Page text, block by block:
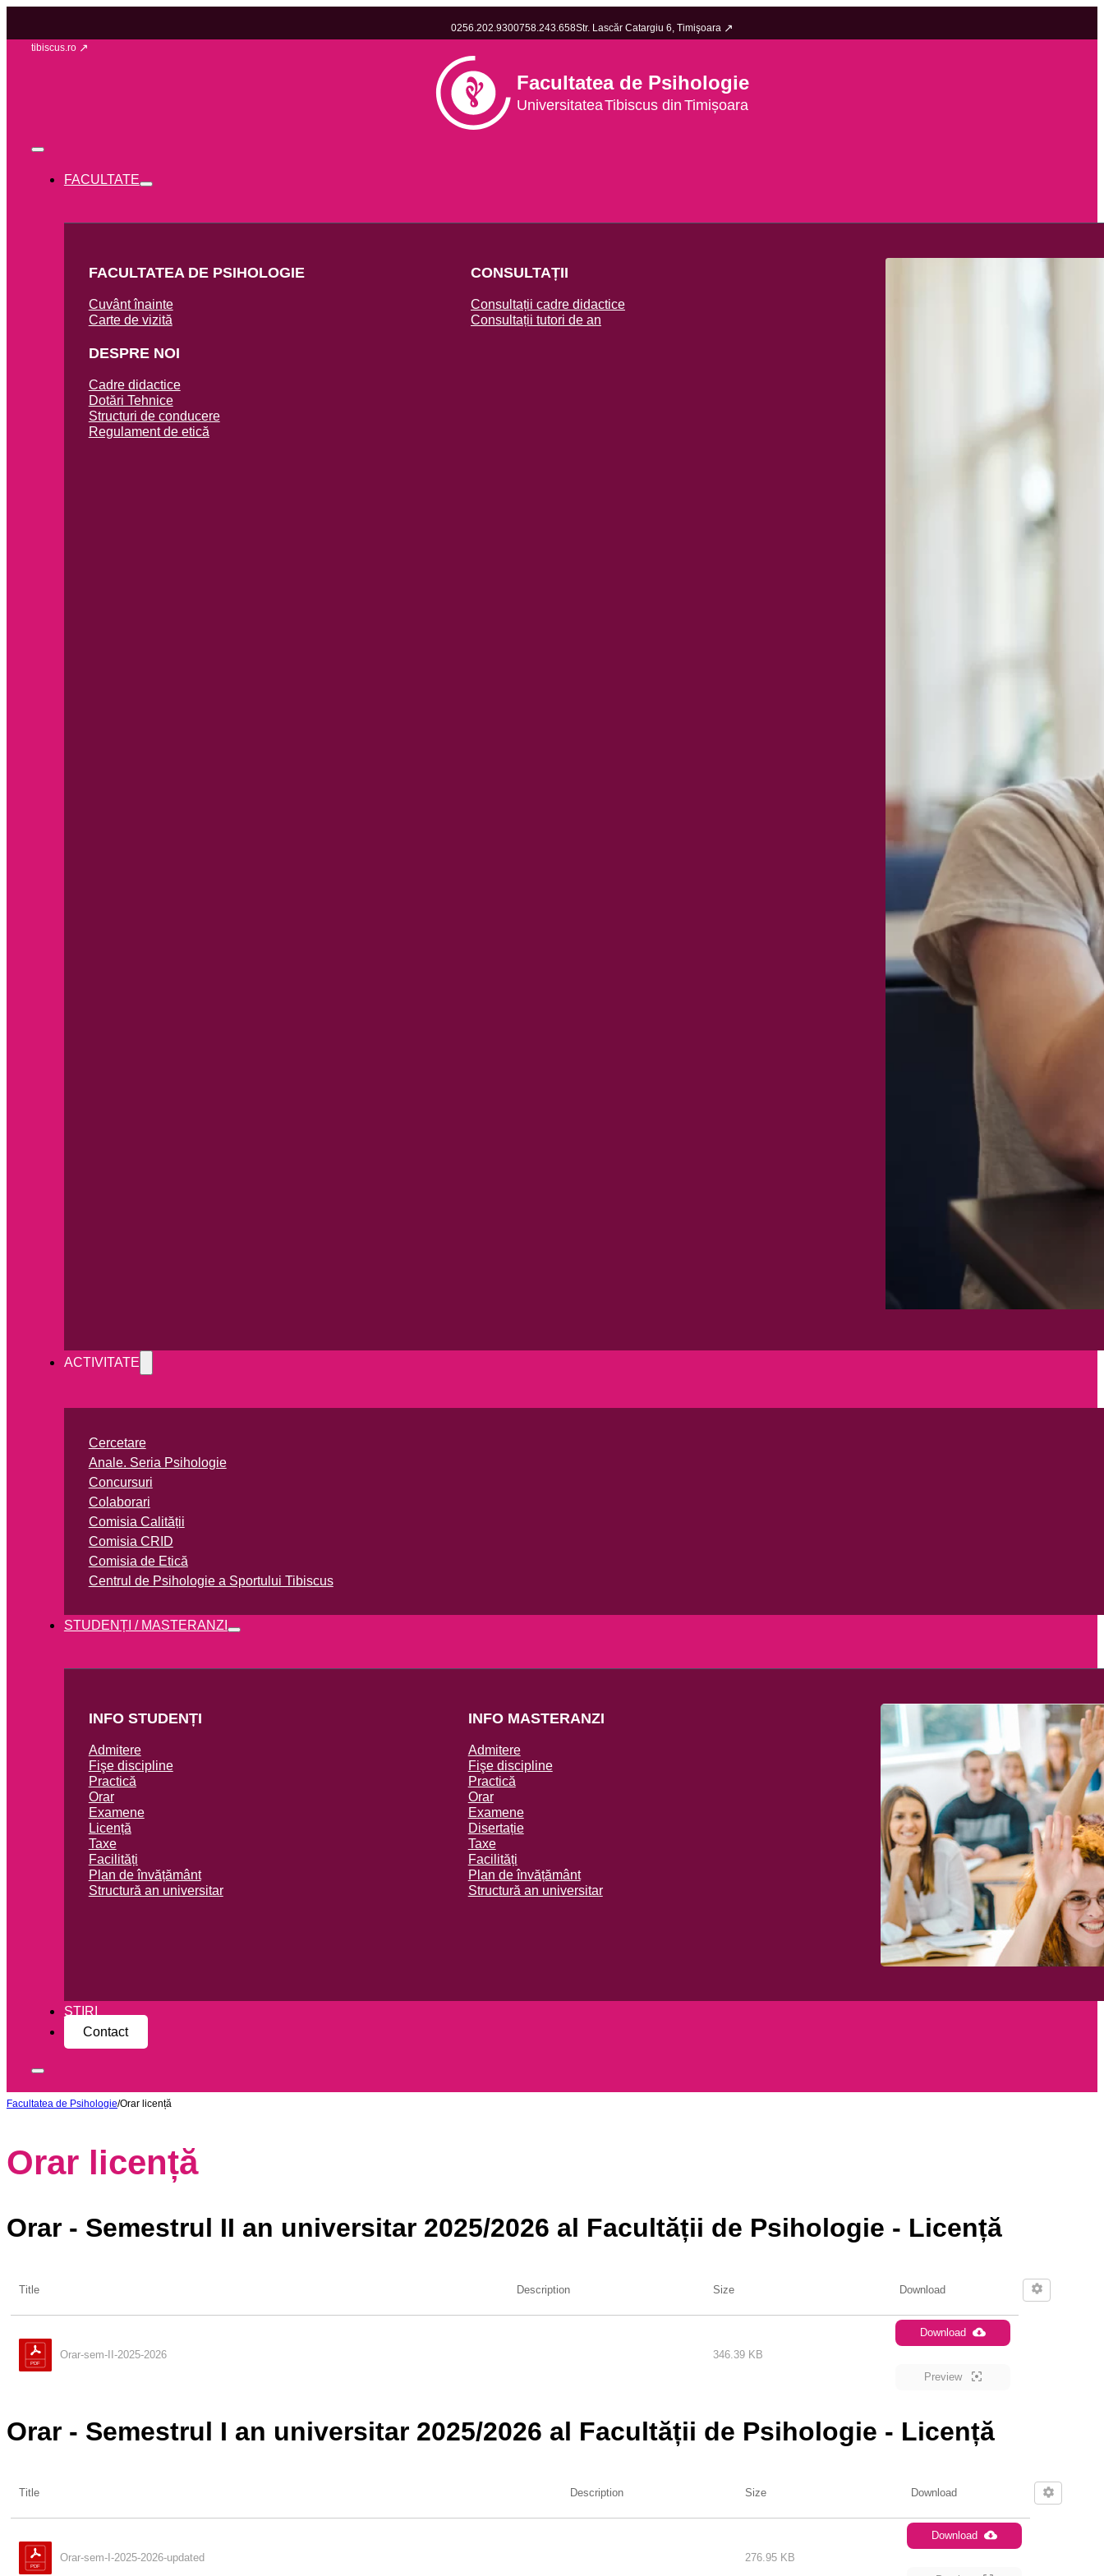
0256.202.9300758.243.658Str. Lascăr Catargiu 6, Timişoara
tibiscus.ro
Universitatea Tibiscus din Timișoara
Facultatea de Psihologie
FACULTATE
FACULTATEA DE PSIHOLOGIE
Cuvânt înainte
Carte de vizită
DESPRE NOI
Cadre didactice
Dotări Tehnice
Structuri de conducere
Regulament de etică
CONSULTAȚII
Consultații cadre didactice
Consultații tutori de an
ACTIVITATE
Cercetare
Anale. Seria Psihologie
Concursuri
Colaborari
Comisia Calității
Comisia CRID
Comisia de Etică
Centrul de Psihologie a Sportului Tibiscus
STUDENȚI / MASTERANZI
INFO STUDENȚI
Admitere
Fişe discipline
Practică
Orar
Examene
Licență
Taxe
Facilități
Plan de învățământ
Structură an universitar
INFO MASTERANZI
Admitere
Fişe discipline
Practică
Orar
Examene
Disertație
Taxe
Facilități
Plan de învățământ
Structură an universitar
ȘTIRI
Contact
Facultatea de Psihologie/Orar licență
Orar licență
Orar - Semestrul II an universitar 2025/2026 al Facultății de Psihologie - Licență
Title Description Size Download
Orar-sem-II-2025-2026 346.39 KB
Download
Preview
Orar - Semestrul I an universitar 2025/2026 al Facultății de Psihologie - Licență
Title Description Size Download
Orar-sem-I-2025-2026-updated 276.95 KB
Download